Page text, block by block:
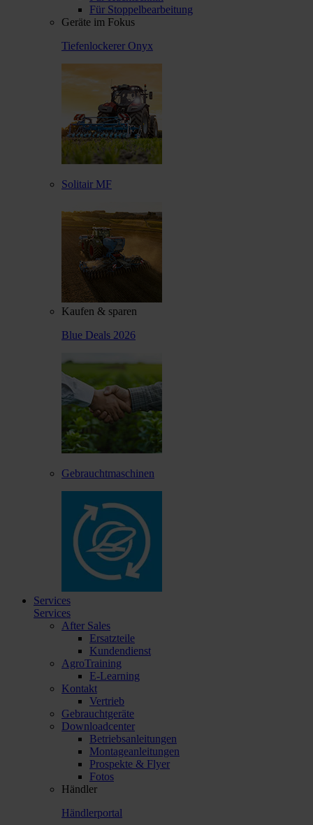
Für Stoppelbearbeitung
Geräte im Fokus
Tiefenlockerer Onyx
Solitair MF
Kaufen & sparen
Blue Deals 2026
Gebrauchtmaschinen
Services
Services
After Sales
Ersatzteile
Kundendienst
AgroTraining
E-Learning
Kontakt
Vertrieb
Gebrauchtgeräte
Downloadcenter
Betriebsanleitungen
Montageanleitungen
Prospekte & Flyer
Fotos
Händler
Händlerportal